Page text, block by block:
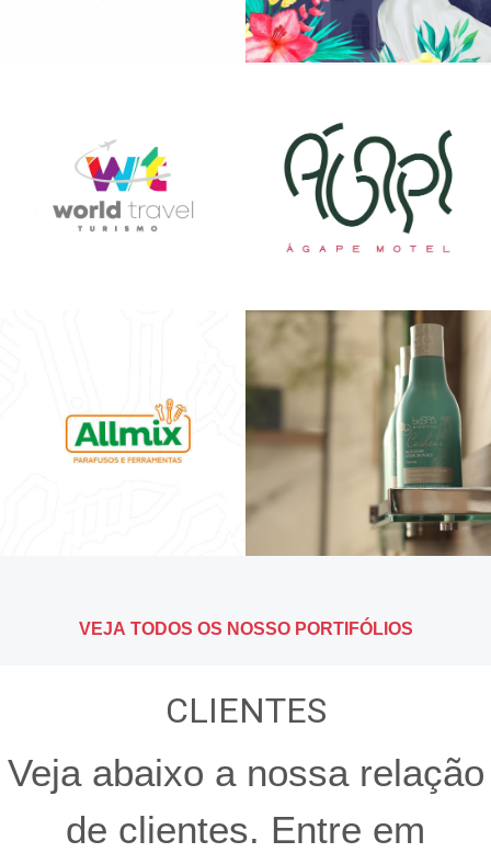
VEJA TODOS OS NOSSO PORTIFÓLIOS
CLIENTES
Veja abaixo a nossa relação
de clientes. Entre em